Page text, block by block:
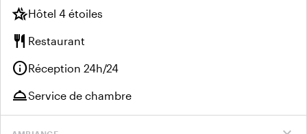
hotel_classHôtel 4 étoiles
restaurant Restaurant
infoRéception 24h/24
room_serviceService de chambre